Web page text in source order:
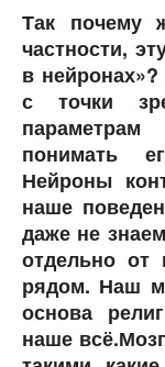
Так почему
частности,
в
с точки
понимать
Нейроны
наше
даже не
отдельно
рядом. Наш
основа
наше